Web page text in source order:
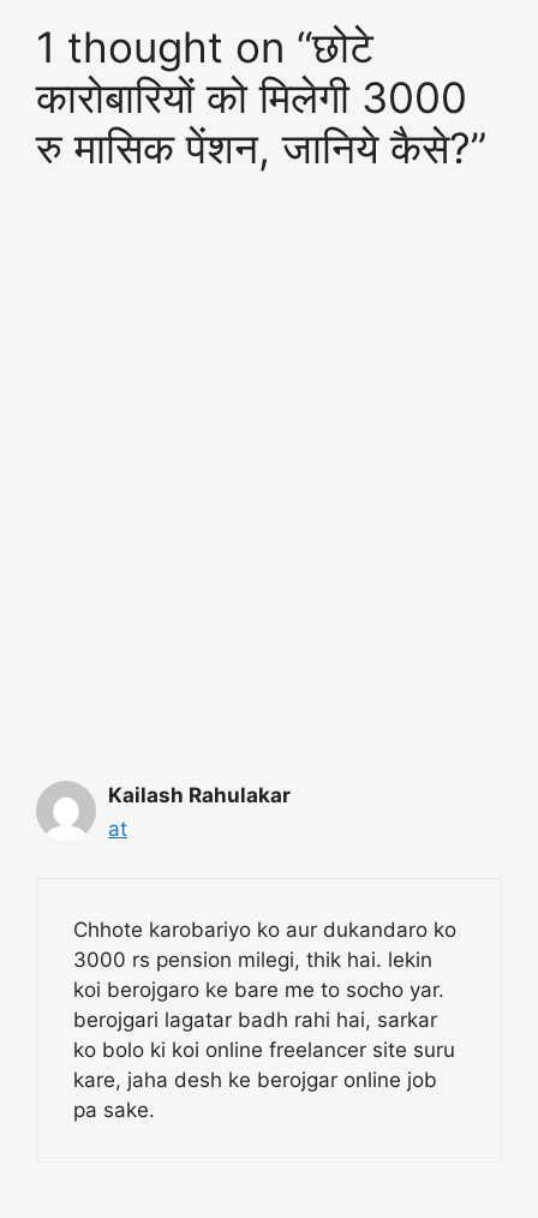
1 thought on “छोटे
कारोबारियों को मिलेगी 3000
रु मासिक पेंशन, जानिये कैसे?”
Kailash Rahulakar
at
Chhote karobariyo ko aur dukandaro ko
3000 rs pension milegi, thik hai. lekin
koi berojgaro ke bare me to socho yar.
berojgari lagatar badh rahi hai, sarkar
ko bolo ki koi online freelancer site suru
kare, jaha desh ke berojgar online job
pa sake.